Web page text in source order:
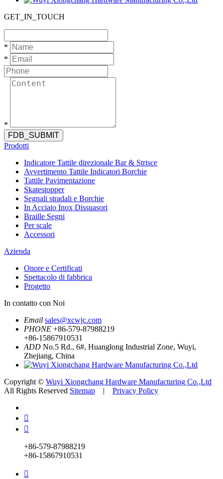
GET_IN_TOUCH
*
*
*
FDB_SUBMIT
Prodotti
Indicatore Tattile direzionale Bar & Strisce
Avvertimento Tattile Indicatori Borchie
Tattile Pavimentazione
Skatestopper
Segnali stradali e Borchie
In Acciaio Inox Dissuasori
Braille Segni
Per scale
Accessori
Azienda
Onore e Certificati
Spettacolo di fabbrica
Progetto
In contatto con Noi
Email sales@xcwjc.com
PHONE +86-579-87988219
+86-15867910531
ADD No.5 Rd., 6#, Huanglong Industrial Zone, Wuyi,
Zhejiang, China
Copyright © Wuyi Xiongchang Hardware Manufacturing Co.,Ltd
All Rights Reserved Sitemap | Privacy Policy


+86-579-87988219
+86-15867910531
